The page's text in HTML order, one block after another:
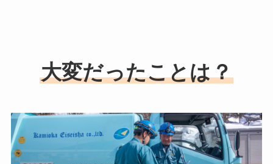
大変だったことは？